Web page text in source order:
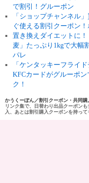
で割引！グルーポン
「ショップチャンネル
ぐ使える割引クーポン
置き換えダイエットに！
麦」たっぷり1kgで大幅
パレ
「ケンタッキーフライド
KFCカードがグルーポン
ク！
かうくーぽん／割引クーポン・共同
リンク集で、日替わり出品クーポン
入、あとは割引購入クーポンを持って